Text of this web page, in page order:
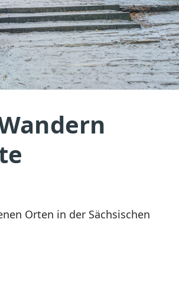
Orten in der Sächsischen